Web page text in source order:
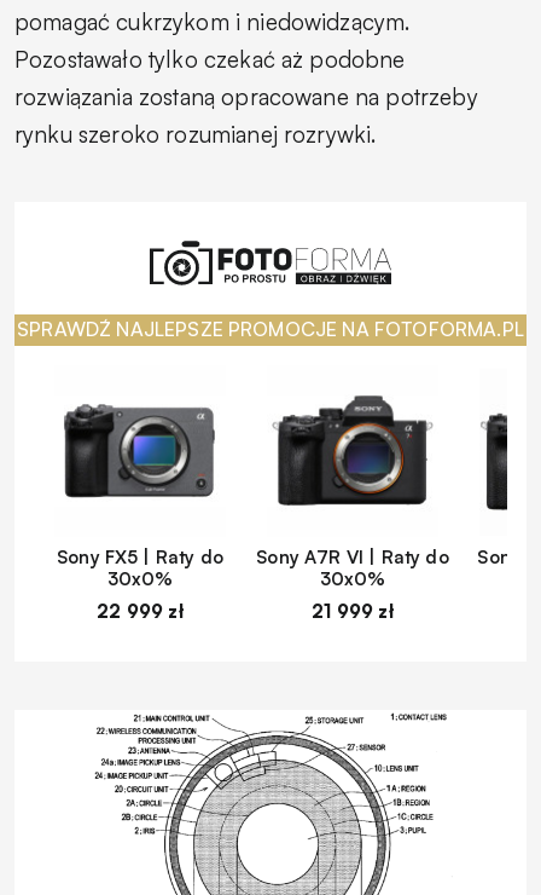
pomagać cukrzykom i niedowidzącym.
Pozostawało tylko czekać aż podobne
rozwiązania zostaną opracowane na potrzeby
rynku szeroko rozumianej rozrywki.
SPRAWDŹ NAJLEPSZE PROMOCJE NA FOTOFORMA.PL
Sony FX5 | Raty do
30x0%
22 999 zł
Sony A7R VI | Raty do
30x0%
21 999 zł
Sony